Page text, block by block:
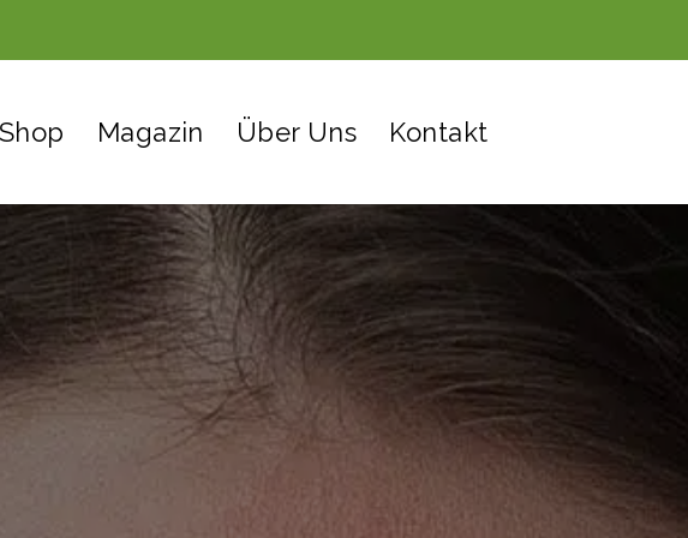
Shop Magazin Über Uns Kontakt